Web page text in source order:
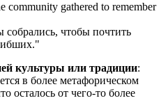
community gathered to remember
чтобы почтить
культуры или традиции:
в более метафорическом
осталось от чего-то более